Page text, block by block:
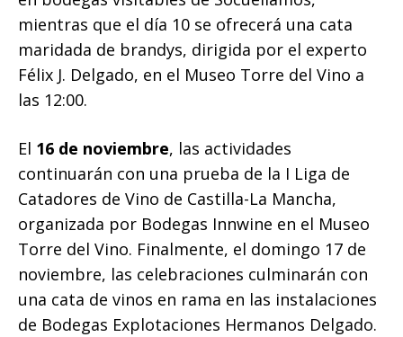
mientras que el día 10 se ofrecerá una cata
maridada de brandys, dirigida por el experto
Félix J. Delgado, en el Museo Torre del Vino a
las 12:00.
El 16 de noviembre, las actividades
continuarán con una prueba de la I Liga de
Catadores de Vino de Castilla-La Mancha,
organizada por Bodegas Innwine en el Museo
Torre del Vino. Finalmente, el domingo 17 de
noviembre, las celebraciones culminarán con
una cata de vinos en rama en las instalaciones
de Bodegas Explotaciones Hermanos Delgado.